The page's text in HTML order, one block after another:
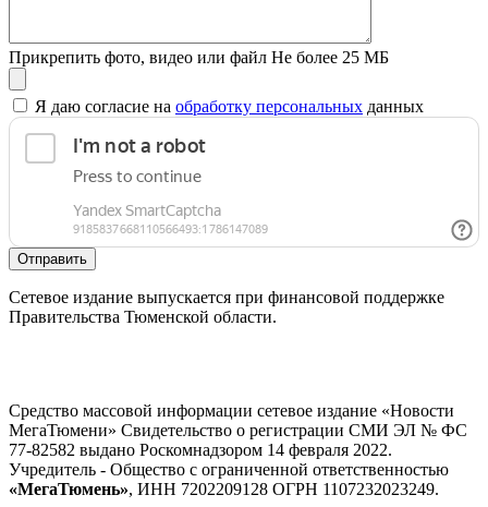
Прикрепить фото, видео или файл Не более 25 МБ
Я даю согласие на обработку персональных данных
Отправить
Сетевое издание выпускается при финансовой поддержке
Правительства Тюменской области.
Средство массовой информации сетевое издание «Новости
МегаТюмени» Свидетельство о регистрации СМИ ЭЛ № ФС
77-82582 выдано Роскомнадзором 14 февраля 2022.
Учредитель - Общество с ограниченной ответственностью
«МегаТюмень», ИНН 7202209128 ОГРН 1107232023249.